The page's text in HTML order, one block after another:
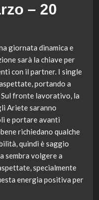
– 20
giornata dinamica e
sarà la chiave per
con il partner. I single
portando a
Sul fronte lavorativo, la
Ariete saranno
e portare avanti
richiedano qualche
quindi è saggio
sembra volgere a
specialmente
energia positiva per